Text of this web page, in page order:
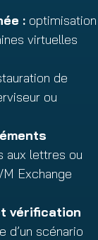
: optimisation
virtuelles
de
ou
aux lettres ou
Exchange
vérification
d’un scénario